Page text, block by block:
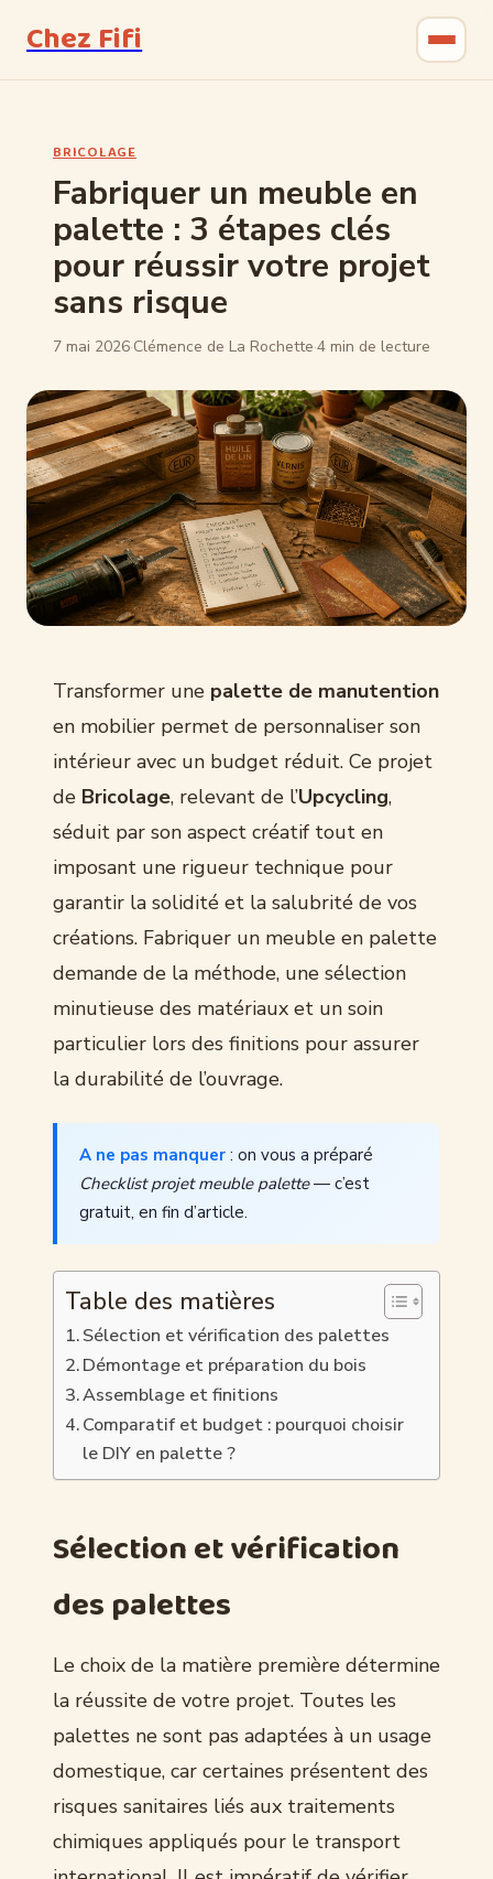
Chez Fifi
Bricolage
Jardinage
Maison & Déco
BRICOLAGE
Fabriquer un meuble en
palette : 3 étapes clés
pour réussir votre projet
sans risque
7 mai 2026·Clémence de La Rochette·4 min de lecture
Transformer une palette de manutention
en mobilier permet de personnaliser son
intérieur avec un budget réduit. Ce projet
de Bricolage, relevant de l’Upcycling,
séduit par son aspect créatif tout en
imposant une rigueur technique pour
garantir la solidité et la salubrité de vos
créations. Fabriquer un meuble en palette
demande de la méthode, une sélection
minutieuse des matériaux et un soin
particulier lors des finitions pour assurer
la durabilité de l’ouvrage.
A ne pas manquer : on vous a préparé
Checklist projet meuble palette— c’est
gratuit, en fin d’article.
Table des matières
Sélection et vérification des palettes
Démontage et préparation du bois
Assemblage et finitions
Comparatif et budget : pourquoi choisir
le DIY en palette ?
Sélection et vérification
des palettes
Le choix de la matière première détermine
la réussite de votre projet. Toutes les
palettes ne sont pas adaptées à un usage
domestique, car certaines présentent des
risques sanitaires liés aux traitements
chimiques appliqués pour le transport